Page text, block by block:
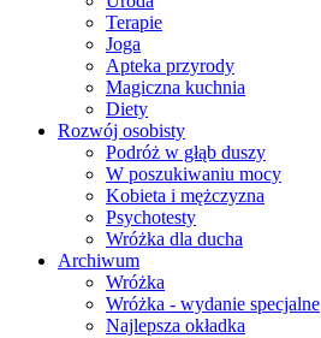
Terapie
Joga
Apteka przyrody
Magiczna kuchnia
Diety
Rozwój osobisty
Podróż w głąb duszy
W poszukiwaniu mocy
Kobieta i mężczyzna
Psychotesty
Wróżka dla ducha
Archiwum
Wróżka
Wróżka - wydanie specjalne
Najlepsza okładka